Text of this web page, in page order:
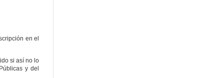
en el
si así no lo
y del